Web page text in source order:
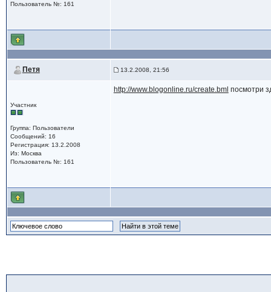
Пользователь №: 161
Петя 13.2.2008, 21:56
Участник
Группа: Пользователи
Сообщений: 16
Регистрация: 13.2.2008
Из: Москва
Пользователь №: 161
http://www.blogonline.ru/create.bml посмотри